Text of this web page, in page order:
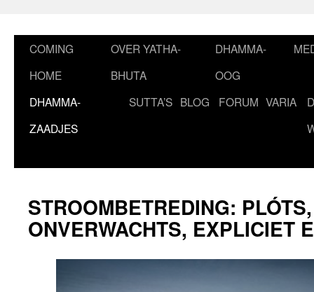
COMING
HOME
OVER YATHA-
BHUTA
DHAMMA-
OOG
DHAMMA-
ZAADJES
SUTTA’S BLOG FORUM VARIA
STROOMBETREDING:
ONVERWACHTS, EXPLICIET